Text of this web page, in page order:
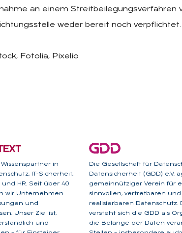
an einem Streitbeilegungsverfahren
weder bereit noch verpflichtet.
Fotolia, Pixelio
Wissenspartner in
IT-Sicherheit,
HR. Seit über 40
wir Unternehmen
und
Unser Ziel ist,
und
Die Gesellschaft für
Datensicherheit (GDD) e.V.
gemeinnütziger Verein für
sinnvollen, vertretbaren
realisierbaren Datenschutz.
versteht sich die GDD als
die Belange der Daten